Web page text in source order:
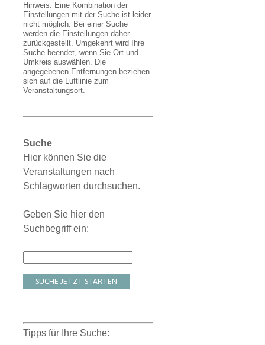
Hinweis: Eine Kombination der
Einstellungen mit der Suche ist leider
nicht möglich. Bei einer Suche
werden die Einstellungen daher
zurückgestellt. Umgekehrt wird Ihre
Suche beendet, wenn Sie Ort und
Umkreis auswählen. Die
angegebenen Entfernungen beziehen
sich auf die Luftlinie zum
Veranstaltungsort.
Suche
Hier können Sie die
Veranstaltungen nach
Schlagworten durchsuchen.
Geben Sie hier den
Suchbegriff ein:
SUCHE JETZT STARTEN
Tipps für Ihre Suche: